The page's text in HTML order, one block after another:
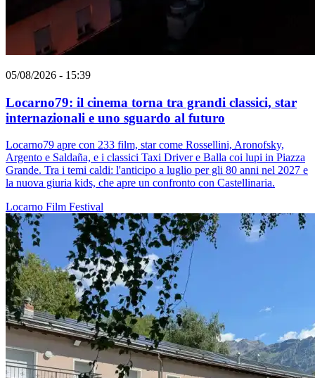
05/08/2026 - 15:39
Locarno79: il cinema torna tra grandi classici, star
internazionali e uno sguardo al futuro
Locarno79 apre con 233 film, star come Rossellini, Aronofsky,
Argento e Saldaña, e i classici Taxi Driver e Balla coi lupi in Piazza
Grande. Tra i temi caldi: l'anticipo a luglio per gli 80 anni nel 2027 e
la nuova giuria kids, che apre un confronto con Castellinaria.
Locarno Film Festival